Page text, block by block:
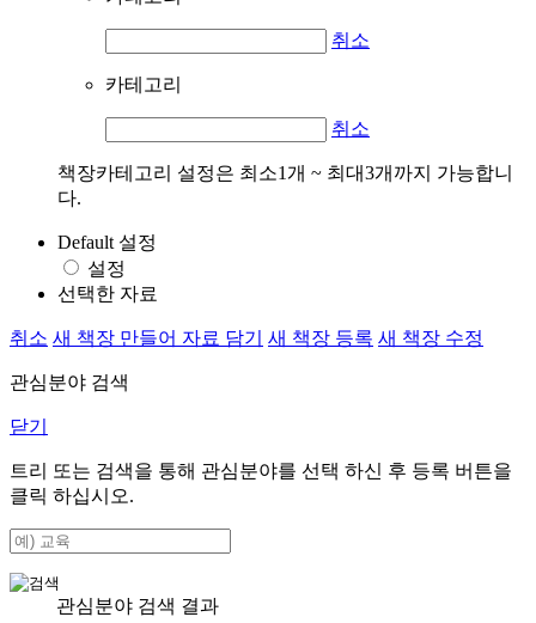
취소
카테고리
취소
책장카테고리 설정은 최소1개 ~ 최대3개까지 가능합니
다.
Default 설정
설정
선택한 자료
취소 새 책장 만들어 자료 담기 새 책장 등록 새 책장 수정
관심분야 검색
닫기
트리 또는 검색을 통해 관심분야를 선택 하신 후 등록 버튼을
클릭 하십시오.
관심분야 검색 결과